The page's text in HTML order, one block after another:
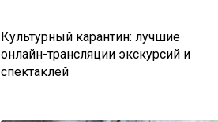
Культурный карантин: лучшие
онлайн-трансляции экскурсий и
спектаклей